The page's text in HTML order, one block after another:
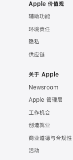
Apple 价值观
辅助功能
环境责任
隐私
供应链
关于 Apple
Newsroom
Apple 管理层
工作机会
创造就业
商业道德与合规性
活动